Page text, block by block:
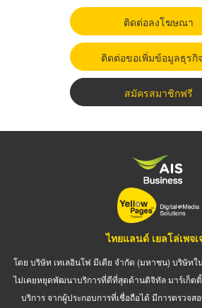
ติดต่อลงโฆษณา
ติดต่อขอเพิ่มข้อมูลธุรกิ
สมัครสมาชิกฟรี
ไทยแลนด์ เยลโล่เพจเ
โดย บริษัท เทเลอินโฟ มีเดีย จำกัด (มหาชน) บริษัทใ
ไม่เคยหยุดพัฒนาบริการที่ดีที่สุดด้านดิจิทัล มาร์เก็ต
บริการ จากผู้ประกอบการที่เชื่อถือได้ มีการตรวจ